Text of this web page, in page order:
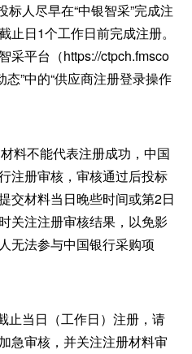
人尽早在“中银智采”完成注
日1个工作日前完成注册。
采平台（https://ctpch.fmsco
”中的“供应商注册登录操作
料不能代表注册成功，中国
注册审核，审核通过后投标
交材料当日晚些时间或第2日
关注注册审核结果，以免影
无法参与中国银行采购项
止当日（工作日）注册，请
急审核，并关注注册材料审